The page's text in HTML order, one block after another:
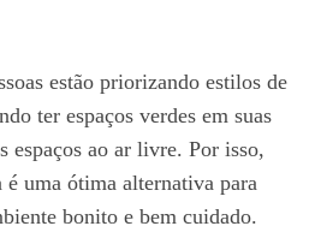
estão priorizando estilos de
ter espaços verdes em suas
espaços ao ar livre. Por isso,
uma ótima alternativa para
bonito e bem cuidado.